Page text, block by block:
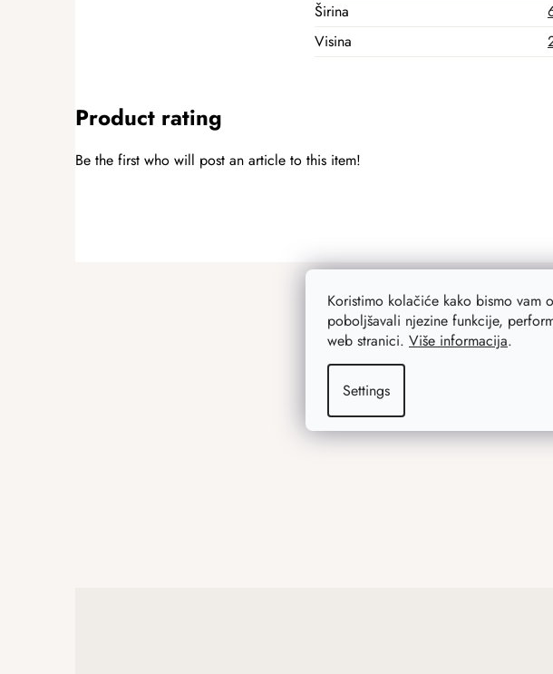
Koristimo kolačiće kako bismo vam
poboljšavali njezine funkcije,
web stranici. Više informacija.
Settings
Širina
Visina
Product rating
Be the first who will post an article to this item!